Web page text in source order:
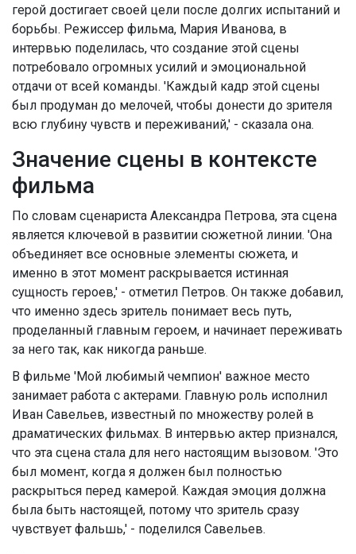
герой достигает своей цели после долгих испытаний и
борьбы. Режиссер фильма, Мария Иванова, в
интервью поделилась, что создание этой сцены
потребовало огромных усилий и эмоциональной
отдачи от всей команды. 'Каждый кадр этой сцены
был продуман до мелочей, чтобы донести до зрителя
всю глубину чувств и переживаний,' - сказала она.
Значение сцены в контексте
фильма
По словам сценариста Александра Петрова, эта сцена
является ключевой в развитии сюжетной линии. 'Она
объединяет все основные элементы сюжета, и
именно в этот момент раскрывается истинная
сущность героев,' - отметил Петров. Он также добавил,
что именно здесь зритель понимает весь путь,
проделанный главным героем, и начинает переживать
за него так, как никогда раньше.
В фильме 'Мой любимый чемпион' важное место
занимает работа с актерами. Главную роль исполнил
Иван Савельев, известный по множеству ролей в
драматических фильмах. В интервью актер признался,
что эта сцена стала для него настоящим вызовом. 'Это
был момент, когда я должен был полностью
раскрыться перед камерой. Каждая эмоция должна
была быть настоящей, потому что зритель сразу
чувствует фальшь,' - поделился Савельев.